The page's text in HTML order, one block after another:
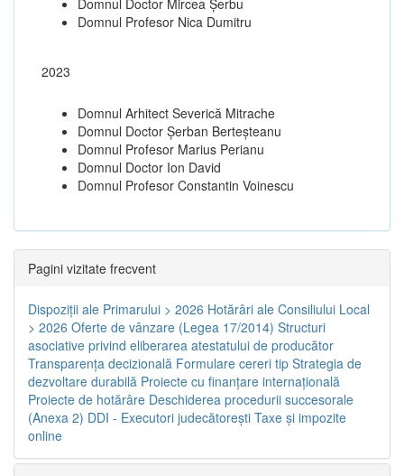
Domnul Profesor Nica Dumitru
2023
Domnul Arhitect Severică Mitrache
Domnul Doctor Șerban Berteșteanu
Domnul Profesor Marius Perianu
Domnul Doctor Ion David
Domnul Profesor Constantin Voinescu
Pagini vizitate frecvent
Dispoziţii ale Primarului > 2026 Hotărâri ale Consiliului Local
> 2026 Oferte de vânzare (Legea 17/2014) Structuri
asociative privind eliberarea atestatului de producător
Transparenţa decizională Formulare cereri tip Strategia de
dezvoltare durabilă Proiecte cu finanţare internaţională
Proiecte de hotărâre Deschiderea procedurii succesorale
(Anexa 2) DDI - Executori judecătorești Taxe şi impozite
online